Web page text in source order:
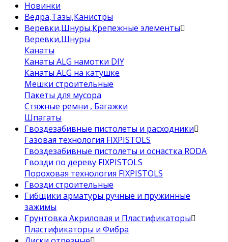
Новинки
Ведра,Тазы,Канистры
Веревки,Шнуры,Крепежные элементы
Веревки,Шнуры
Канаты
Канаты ALG намотки DIY
Канаты ALG на катушке
Мешки строительные
Пакеты для мусора
Стяжные ремни , Багажки
Шпагаты
Гвоздезабивные пистолеты и расходники
Газовая технология FIXPISTOLS
Гвоздезабивные пистолеты и оснастка RODA
Гвозди по дереву FIXPISTOLS
Пороховая технология FIXPISTOLS
Гвозди строительные
Гибщики арматуры ручные и пружинные
зажимы
Грунтовка Акриловая и Пластификаторы
Пластификаторы и Фибра